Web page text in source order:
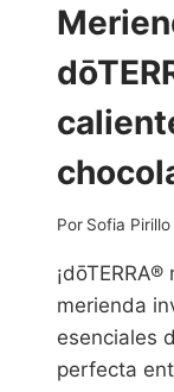
Por Sofia Pirillo
merienda
esenciales
perfecta